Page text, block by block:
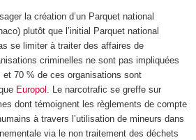
la création d’un Parquet national
plutôt que l’initial Parquet national
se limiter à traiter des affaires de
criminelles ne sont pas impliquées
70 % de ces organisations sont
Europol . Le narcotrafic se greffe sur
dont témoignent les règlements de compte
à travers l’utilisation de mineurs dans
via le non traitement des déchets